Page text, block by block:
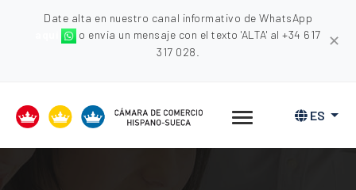
Date alta en nuestro canal informativo de WhatsApp
o envia un mensaje con el texto 'ALTA' al +34 617
317 028.
✕
ES